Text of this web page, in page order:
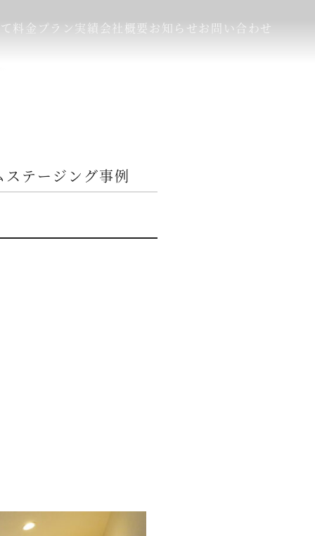
料金プラン実績 会社概要お知らせお問い合わせ
テージング事例